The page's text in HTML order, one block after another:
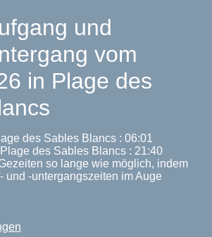
und
vom
in Plage des
des Sables Blancs : 06:01
des Sables Blancs : 21:40
so lange wie möglich, indem
und -untergangszeiten im Auge